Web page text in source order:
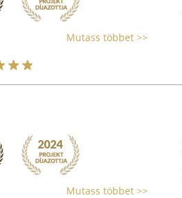
Mutass többet >>
Mutass többet >>